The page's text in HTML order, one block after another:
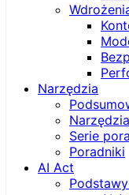
Narzędzia
Narzędzia
Serie
Poradniki
AI Act